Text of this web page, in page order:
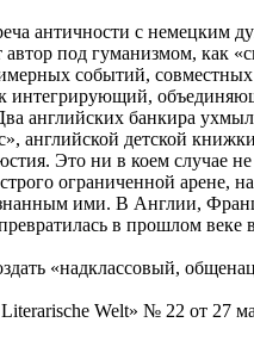
античности с немецким
под гуманизмом, как
событий,
интегрирующий,
английских банкира
английской детской
Это ни в коем случае не
ограниченной арене,
ими. В Англии,
в прошлом
«надклассовый,
Welt» № 22 от 27